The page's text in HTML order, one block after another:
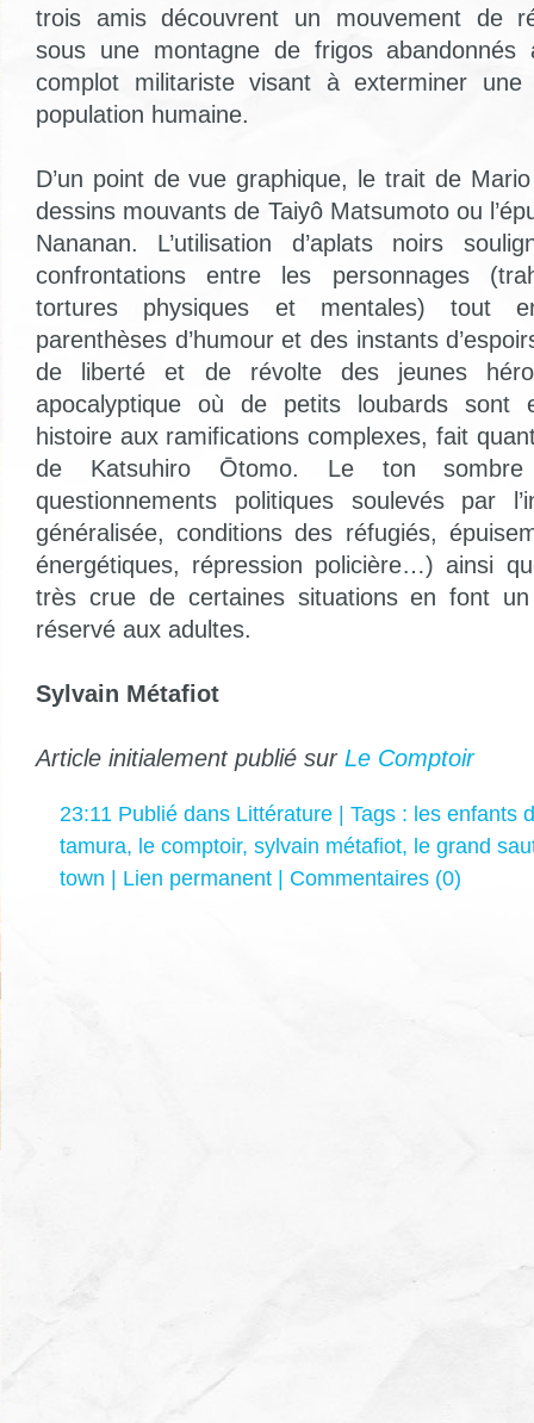
trois amis découvrent un mouvement de
sous une montagne de frigos abandonnés
complot militariste visant à exterminer
population humaine.
D’un point de vue graphique, le trait de
dessins mouvants de Taiyô Matsumoto ou
Nananan. L’utilisation d’aplats noirs
confrontations entre les personnages
tortures physiques et mentales) tout
parenthèses d’humour et des instants
de liberté et de révolte des jeunes
apocalyptique où de petits loubards sont
histoire aux ramifications complexes, fait
de Katsuhiro Ōtomo. Le ton
questionnements politiques soulevés par
généralisée, conditions des réfugiés,
énergétiques, répression policière…) ainsi
très crue de certaines situations en font un
réservé aux adultes.
Sylvain Métafiot
Article initialement publié sur Le Comptoir
23:11 Publié dans Littérature | Tags : les enfants
tamura, le comptoir, sylvain métafiot, le grand
town | Lien permanent | Commentaires (0)